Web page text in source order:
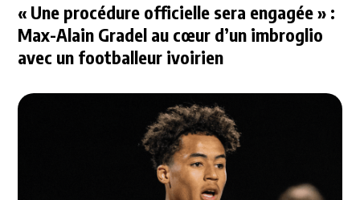
« Une procédure officielle sera engagée » :
Max-Alain Gradel au cœur d’un imbroglio
avec un footballeur ivoirien